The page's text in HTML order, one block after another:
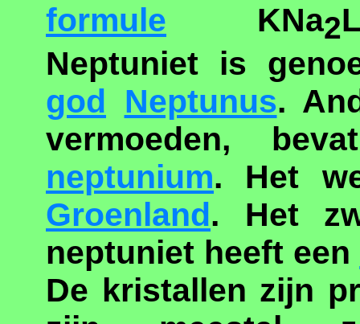
formule KNa2
Neptuniet is
god
Neptunus.
vermoeden,
neptunium. Het
Groenland . Het
neptuniet heeft een
De kristallen zijn